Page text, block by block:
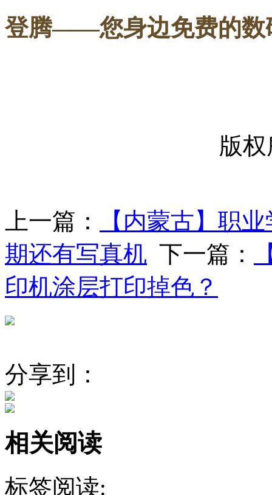
登腾——您身边免费的数
版
上一篇：
【内蒙古】职
期还有写真机 下一篇：
印机涂层打印掉色？
分享到：
相关阅读
标签阅读: